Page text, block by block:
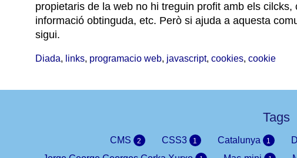
propietaris de la web no hi treguin profit amb els
informació obtinguda, etc. Però si ajuda a aquesta
sigui.
Diada, links, programacio web, javascript, cookies, cookie
Tags
CMS 2 CSS3 1 Catalunya 1